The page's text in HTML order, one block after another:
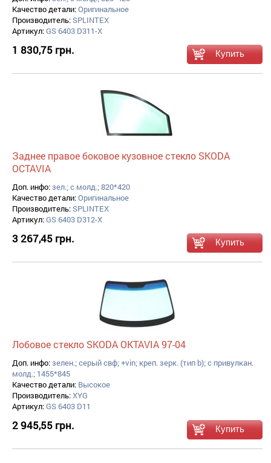
Качество детали:Оригинальное
Производитель:SPLINTEX
Артикул:GS 6403 D311-X
1 830,75 грн.
Заднее правое боковое кузовное стекло SKODA
OCTAVIA
Доп. инфо:зел.; с молд.; 820*420
Качество детали:Оригинальное
Производитель:SPLINTEX
Артикул:GS 6403 D312-X
3 267,45 грн.
Лобовое стекло SKODA OKTAVIA 97-04
Доп. инфо:зелен.; серый свф; +vin; креп. зерк. (тип b); с привулкан.
молд.; 1455*845
Качество детали: Высокое
Производитель:XYG
Артикул:GS 6403 D11
2 945,55 грн.